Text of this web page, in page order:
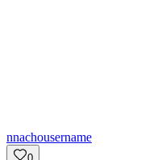
nnachousername